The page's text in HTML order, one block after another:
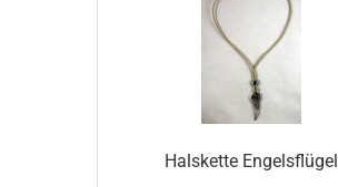
Halskette Engelsflügel